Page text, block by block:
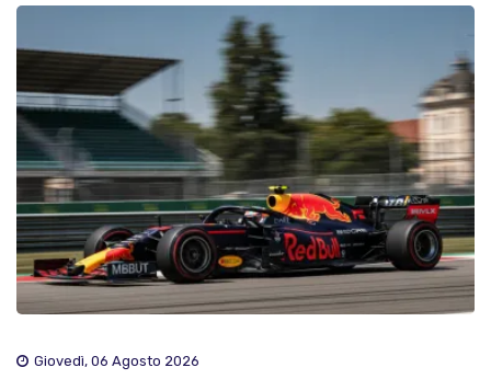
Giovedì, 06 Agosto 2026